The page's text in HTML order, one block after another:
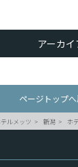
アーカイ
ページトップ
ルメッツ 新潟 ホ